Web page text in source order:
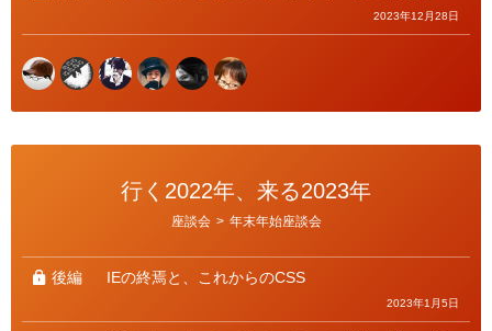
2023年12月28日
行く2022年、来る2023年
リ
ー
座談会 > 年末年始座談会
後編 IEの終焉と、これからのCSS
2023年1月5日